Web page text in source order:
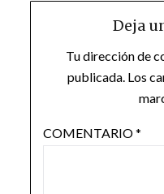
Deja
Tu dirección de
publicada. Los
COMENTARIO*